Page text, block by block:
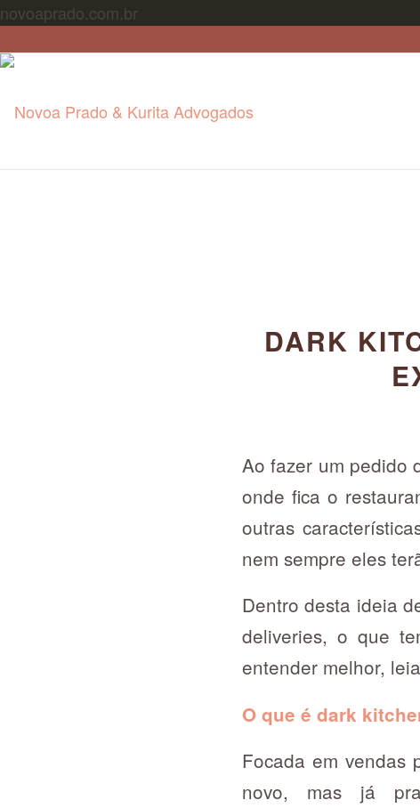
novoaprado.com.br
DARK
Ao fazer um pedido
onde fica o
outras
nem sempre eles
Dentro desta ideia
deliveries, o que
entender melhor,
O que é dark
Focada em vendas
novo, mas já